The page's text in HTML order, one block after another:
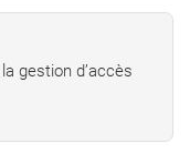
gestion d’accès